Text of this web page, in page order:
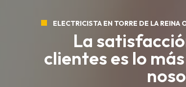
ELECTRICISTA EN TORRE DE LA REINA
La
clientes es lo